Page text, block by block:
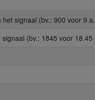
signaal (bv.: 900 voor 9
(bv.: 1845 voor 18.45